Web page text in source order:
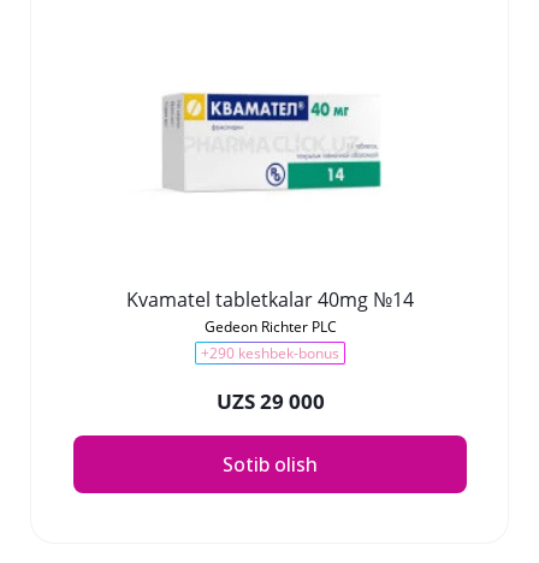
Kvamatel tabletkalar 40mg №14
Gedeon Richter PLC
+290 keshbek-bonus
UZS 29 000
Sotib olish